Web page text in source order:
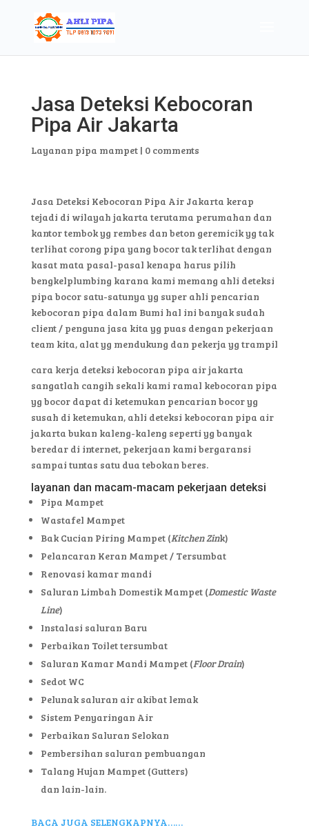
Jasa Deteksi Kebocoran
Pipa Air Jakarta
Layanan pipa mampet| 0 comments
Jasa Deteksi Kebocoran Pipa Air Jakarta kerap
tejadi di wilayah jakarta terutama perumahan dan
kantor tembok yg rembes dan beton geremicik yg tak
terlihat corong pipa yang bocor tak terlihat dengan
kasat mata pasal-pasal kenapa harus pilih
bengkelplumbing karana kami memang ahli deteksi
pipa bocor satu-satunya yg super ahli pencarian
kebocoran pipa dalam Bumi hal ini banyak sudah
client / penguna jasa kita yg puas dengan pekerjaan
team kita, alat yg mendukung dan pekerja yg trampil
cara kerja deteksi kebocoran pipa air jakarta
sangatlah cangih sekali kami ramal kebocoran pipa
yg bocor dapat di ketemukan pencarian bocor yg
susah di ketemukan, ahli deteksi kebocoran pipa air
jakarta bukan kaleng-kaleng seperti yg banyak
beredar di internet, pekerjaan kami bergaransi
sampai tuntas satu dua tebokan beres.
layanan dan macam-macam pekerjaan deteksi
Pipa Mampet
Wastafel Mampet
Bak Cucian Piring Mampet (Kitchen Zink)
Pelancaran Keran Mampet / Tersumbat
Renovasi kamar mandi
Saluran Limbah Domestik Mampet (Domestic Waste
Line)
Instalasi saluran Baru
Perbaikan Toilet tersumbat
Saluran Kamar Mandi Mampet (Floor Drain)
Sedot WC
Pelunak saluran air akibat lemak
Sistem Penyaringan Air
Perbaikan Saluran Selokan
Pembersihan saluran pembuangan
Talang Hujan Mampet (Gutters)
dan lain-lain.
BACA JUGA SELENGKAPNYA……